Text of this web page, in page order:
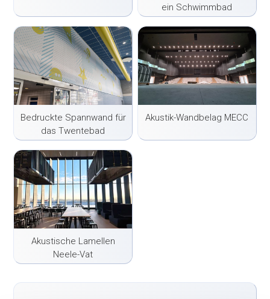
ein Schwimmbad
Bedruckte Spannwand für
das Twentebad
Akustik-Wandbelag MECC
Akustische Lamellen
Neele-Vat